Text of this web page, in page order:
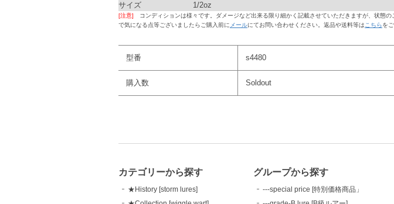
サイズ
1/2oz
[注意] コンディションは様々です。ダメージなど出来る限り細かく記載させていただきますが、状態の
で気になる点等ございましたらご購入前にメールにてお問い合わせください。返品や送料等はこちらを
型番 s4480
購入数 Soldout
カテゴリーから探す
★History [storm lures]
グループから探す
---special price [特別価格商品」